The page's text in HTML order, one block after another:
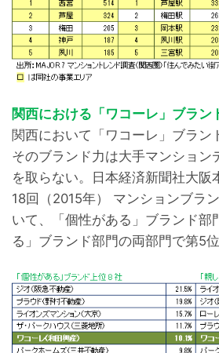
関西における「ワコーレ」ブラン
関西において「ワコーレ」ブラン
そのブランド力は大手マンション
を取らない。日本経済新聞社大阪
18回（2015年） マンションブラ
いて、「個性がある」ブランド部
る」ブランド部門の両部門で第5